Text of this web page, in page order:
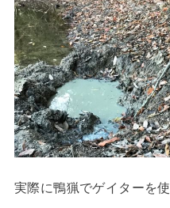
実際に鴨猟でゲイターを